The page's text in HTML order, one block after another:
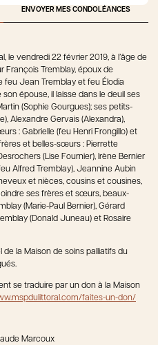
ENVOYER MES CONDOLÉANCES
le vendredi 22 février 2019, à l’âge de
François Tremblay, époux de
feu Jean Tremblay et feu Élodia
épouse, il laisse dans le deuil ses
(Sophie Gourgues); ses petits-
Alexandre Gervais (Alexandra),
: Gabrielle (feu Henri Frongillo) et
et belles-sœurs : Pierrette
(Lise Fournier), Irène Bernier
Alfred Tremblay), Jeannine Aubin
et nièces, cousins et cousines,
ses frères et sœurs, beaux-
(Marie-Paul Bernier), Gérard
(Donald Juneau) et Rosaire
la Maison de soins palliatifs du
se traduire par un don à la Maison
faites-un-don/
Marcoux